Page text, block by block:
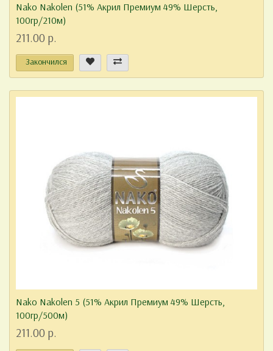
Nako Nakolen (51% Акрил Премиум 49% Шерсть,
100гр/210м)
211.00 р.
Закончился
Nako Nakolen 5 (51% Акрил Премиум 49% Шерсть,
100гр/500м)
211.00 р.